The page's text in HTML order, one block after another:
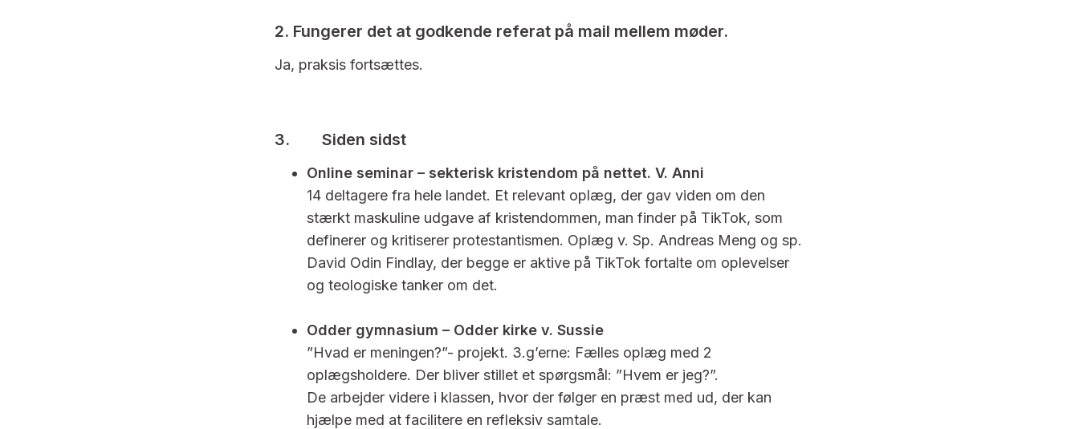
2. Fungerer det at godkende referat på mail mellem møder.
Ja, praksis fortsættes.
3. Siden sidst
Online seminar – sekterisk kristendom på nettet. V. Anni
14 deltagere fra hele landet. Et relevant oplæg, der gav viden om den
stærkt maskuline udgave af kristendommen, man finder på TikTok, som
definerer og kritiserer protestantismen. Oplæg v. Sp. Andreas Meng og sp.
David Odin Findlay, der begge er aktive på TikTok fortalte om oplevelser
og teologiske tanker om det.
Odder gymnasium – Odder kirke v. Sussie
”Hvad er meningen?”- projekt. 3.g’erne: Fælles oplæg med 2
oplægsholdere. Der bliver stillet et spørgsmål: ”Hvem er jeg?”.
De arbejder videre i klassen, hvor der følger en præst med ud, der kan
hjælpe med at facilitere en refleksiv samtale.